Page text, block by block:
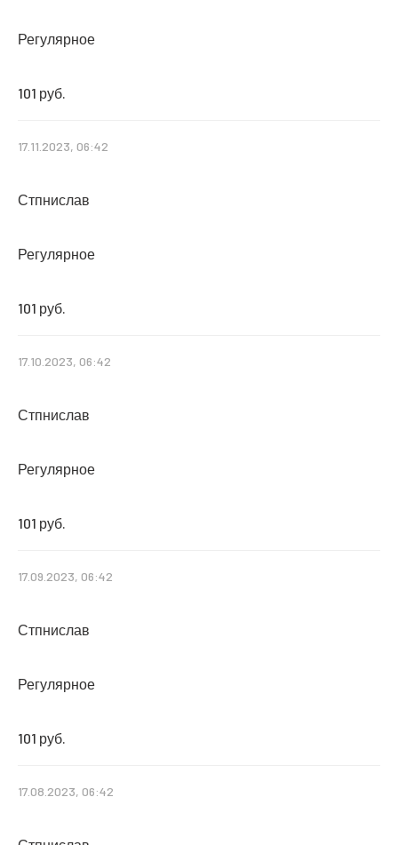
Регулярное
101 руб.
17.11.2023, 06:42
Стпнислав
Регулярное
101 руб.
17.10.2023, 06:42
Стпнислав
Регулярное
101 руб.
17.09.2023, 06:42
Стпнислав
Регулярное
101 руб.
17.08.2023, 06:42